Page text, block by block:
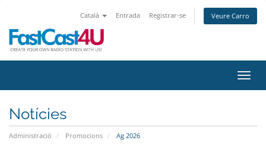
Català Entrada Registrar-se Veure Carro
Notícies
Administració Promocions Ag 2026